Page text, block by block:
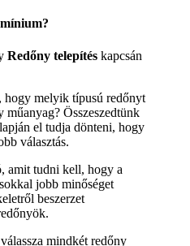
Redőny telepítés kapcsán
hogy melyik típusú redőnyt
Összeszedtünk
el tudja dönteni, hogy
választás.
amit tudni kell, hogy a
jobb minőséget
beszerzet
mindkét redőny